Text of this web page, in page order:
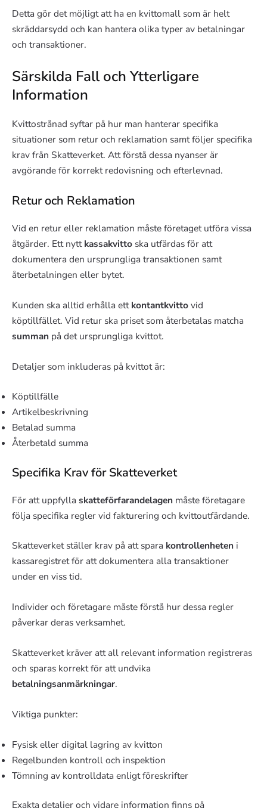
Detta gör det möjligt att ha en kvittomall som är helt
skräddarsydd och kan hantera olika typer av betalningar
och transaktioner.
Särskilda Fall och Ytterligare
Information
Kvittostrånad syftar på hur man hanterar specifika
situationer som retur och reklamation samt följer specifika
krav från Skatteverket. Att förstå dessa nyanser är
avgörande för korrekt redovisning och efterlevnad.
Retur och Reklamation
Vid en retur eller reklamation måste företaget utföra vissa
åtgärder. Ett nyttkassakvitto ska utfärdas för att
dokumentera den ursprungliga transaktionen samt
återbetalningen eller bytet.
Kunden ska alltid erhålla ettkontantkvittovid
köptillfället. Vid retur ska priset som återbetalas matcha
summan på det ursprungliga kvittot.
Detaljer som inkluderas på kvittot är:
Köptillfälle
Artikelbeskrivning
Betalad summa
Återbetald summa
Specifika Krav för Skatteverket
För att uppfylla skatteförfarandelagen måste företagare
följa specifika regler vid fakturering och kvittoutfärdande.
Skatteverket ställer krav på att spara kontrollenheten i
kassaregistret för att dokumentera alla transaktioner
under en viss tid.
Individer och företagare måste förstå hur dessa regler
påverkar deras verksamhet.
Skatteverket kräver att all relevant information registreras
och sparas korrekt för att undvika
betalningsanmärkningar.
Viktiga punkter:
Fysisk eller digital lagring av kvitton
Regelbunden kontroll och inspektion
Tömning av kontrolldata enligt föreskrifter
Exakta detaljer och vidare information finns på